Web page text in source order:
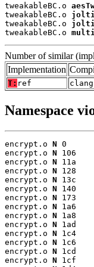
tweakableBC.o
tweakableBC.o
tweakableBC.o
tweakableBC.o
Number of similar
Implementation
T: ref
Namespace
encrypt.o N 0
encrypt.o N 106
encrypt.o N 11a
encrypt.o N 128
encrypt.o N 13c
encrypt.o N 140
encrypt.o N 173
encrypt.o N 1a6
encrypt.o N 1a8
encrypt.o N 1ad
encrypt.o N 1c4
encrypt.o N 1c6
encrypt.o N 1cd
encrypt.o N 1cf